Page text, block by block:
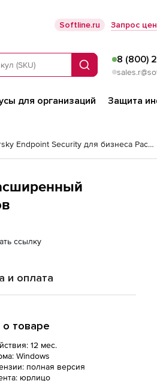
Softline.ru Запрос
Поиск
8 (800)
для организаций Защита
Kaspersky Endpoint Security для бизнеса Расширенный
ссылку
и оплата
о товаре
12 мес.
Windows
полная версия
юрлицо